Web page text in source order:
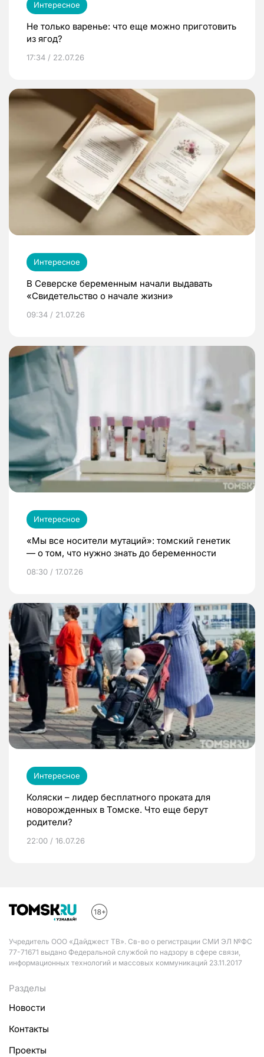
Интересное
Не только варенье: что еще можно приготовить
из ягод?
17:34 / 22.07.26
Интересное
В Северске беременным начали выдавать
«Свидетельство о начале жизни»
09:34 / 21.07.26
Интересное
«Мы все носители мутаций»: томский генетик
— о том, что нужно знать до беременности
08:30 / 17.07.26
Интересное
Коляски – лидер бесплатного проката для
новорожденных в Томске. Что еще берут
родители?
22:00 / 16.07.26
Учредитель ООО «Дайджест ТВ». Св-во о регистрации СМИ ЭЛ №ФС
77-71671 выдано Федеральной службой по надзору в сфере связи,
информационных технологий и массовых коммуникаций 23.11.2017
Разделы
Новости
Контакты
Проекты